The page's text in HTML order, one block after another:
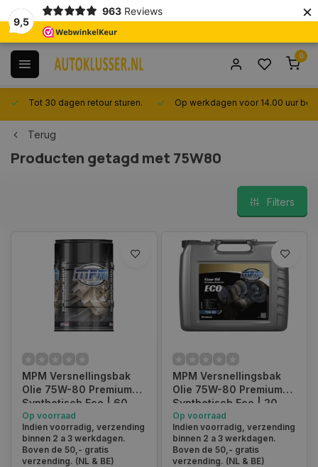
9,5
963 Reviews ×
0
Tot 30 dagen retour sturen. Op werkdagen voor 14.00 uur
Terug
Producten getagd met 75W80
Filters
MPM Versnellingsbak
Olie 75W-80 Premium
Synthetisch Eco | 60
Liter | 18060ECO
Op voorraad
Indien voorradig, verzending
binnen 2 a 3 werkdagen.
Boven de 50,- gratis
verzending. (NL & BE)
MPM Versnellingsbak
Olie 75W-80 Premium
Synthetisch Eco | 20
Liter | 18000ECO
Op voorraad
Indien voorradig, verzending
binnen 2 a 3 werkdagen.
Boven de 50,- gratis
verzending. (NL & BE)